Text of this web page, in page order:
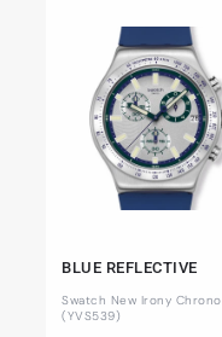
BLUE REFLECTIVE
Swatch New Irony Chrono
(YVS539)